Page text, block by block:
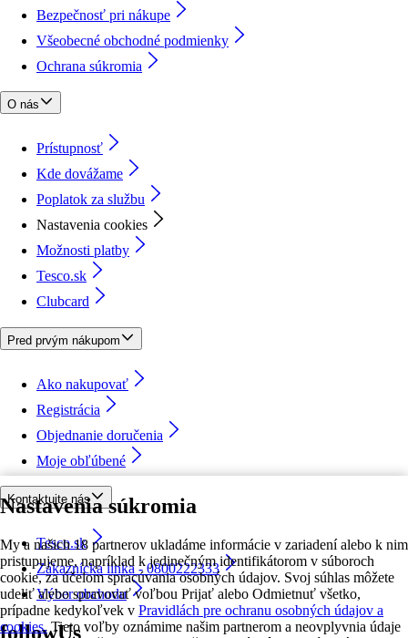
Nastavenia súkromia
My a našich 18 partnerov ukladáme informácie v zariadení alebo k nim
pristupujeme, napríklad k jedinečným identifikátorom v súboroch
cookie, za účelom spracúvania osobných údajov. Svoj súhlas môžete
udeliť alebo spravovať voľbou Prijať alebo Odmietnuť všetko,
prípadne kedykoľvek v Pravidlách pre ochranu osobných údajov a
cookies. Tieto voľby oznámime našim partnerom a neovplyvnia údaje
Bezpečnosť pri nákupe
Všeobecné obchodné podmienky
Ochrana súkromia
O nás
Prístupnosť
Kde dovážame
Poplatok za službu
Nastavenia cookies
Možnosti platby
Tesco.sk
Clubcard
Pred prvým nákupom
Ako nakupovať
Registrácia
Objednanie doručenia
Moje obľúbené
Kontaktujte nás
Tesco.sk
Zákaznícka linka - 0800222333
Výber obchodu
followUs